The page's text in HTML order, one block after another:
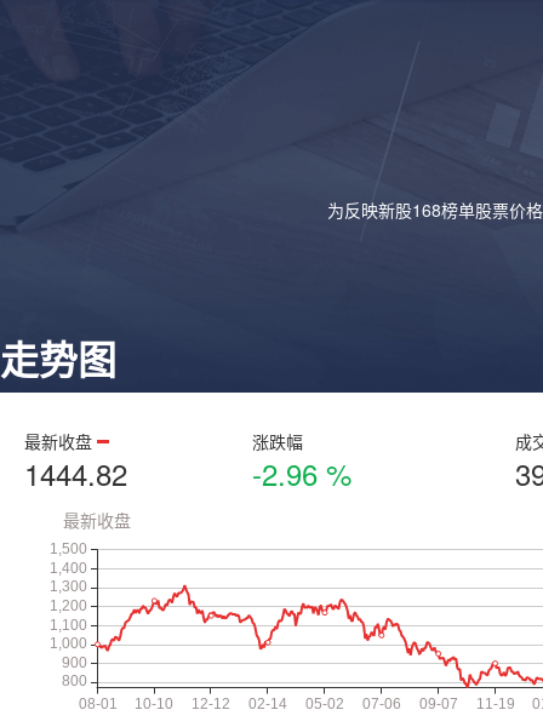
为反映新股168榜单股票价
走势图
最新收盘
1444.82
涨跌幅
-2.96 %
成